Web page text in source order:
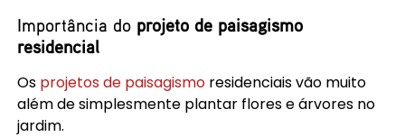
Importância do projeto de paisagismo
residencial
Os projetos de paisagismo residenciais vão muito
além de simplesmente plantar flores e árvores no
jardim.